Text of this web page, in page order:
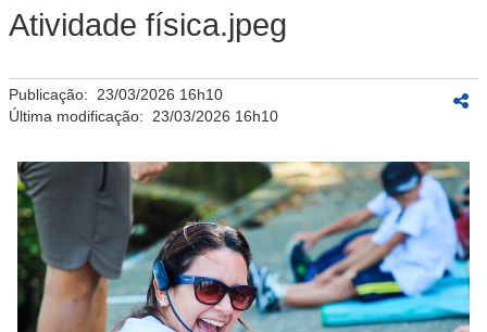
Atividade física.jpeg
Publicação: 23/03/2026 16h10
Última modificação: 23/03/2026 16h10